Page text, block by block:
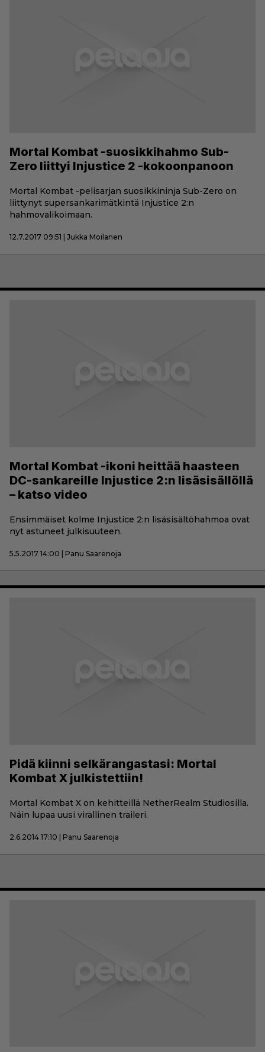
Mortal Kombat -suosikkihahmo Sub-
Zero liittyi Injustice 2 -kokoonpanoon
Mortal Kombat -pelisarjan suosikkininja Sub-Zero on
liittynyt supersankarimätkintä Injustice 2:n
hahmovalikoimaan.
12.7.2017 09:51 | Jukka Moilanen
Mortal Kombat -ikoni heittää haasteen
DC-sankareille Injustice 2:n lisäsisällöllä
– katso video
Ensimmäiset kolme Injustice 2:n lisäsisältöhahmoa ovat
nyt astuneet julkisuuteen.
5.5.2017 14:00 | Panu Saarenoja
Pidä kiinni selkärangastasi: Mortal
Kombat X julkistettiin!
Mortal Kombat X on kehitteillä NetherRealm Studiosilla.
Näin lupaa uusi virallinen traileri.
2.6.2014 17:10 | Panu Saarenoja